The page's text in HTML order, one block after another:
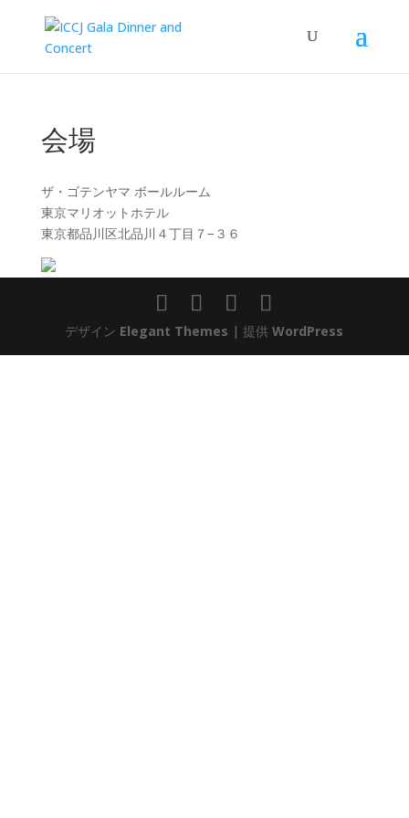
会場
ザ・ゴテンヤマ ボールルーム
東京マリオットホテル
東京都品川区北品川４丁目７−３６
デザイン Elegant Themes | 提供WordPress